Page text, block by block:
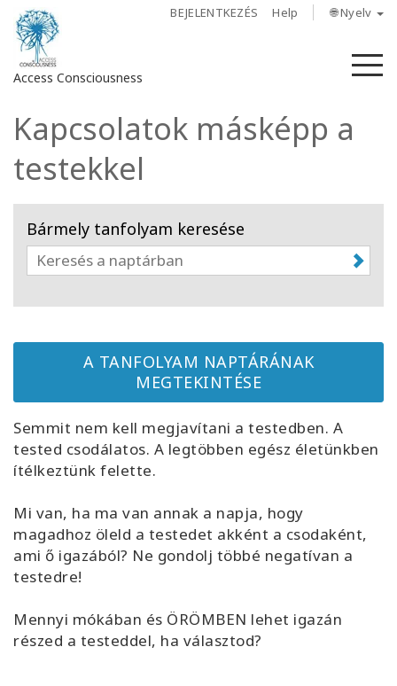
BEJELENTKEZÉS Help 🌐 Nyelv
Access Consciousness
Bejelentkezés
fiókba
Access
Bars
Tanfolyamok
Shop
More
Hírek
KAPCSOLAT
Kapcsolatok másképp a
testekkel
Bármely tanfolyam keresése
A TANFOLYAM NAPTÁRÁNAK
MEGTEKINTÉSE
Semmit nem kell megjavítani a testedben. A
tested csodálatos. A legtöbben egész életünkben
ítélkeztünk felette.
Mi van, ha ma van annak a napja, hogy
magadhoz öleld a testedet akként a csodaként,
ami ő igazából? Ne gondolj többé negatívan a
testedre!
Mennyi mókában és ÖRÖMBEN lehet igazán
részed a testeddel, ha választod?